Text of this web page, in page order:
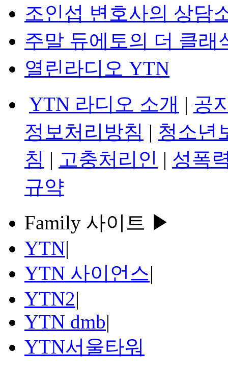
조인섭 변호사의 상담
주말 듀에토의 더 클래
열린라디오 YTN
YTN 라디오 소개 | 공
정보처리방침 | 청소년
침 | 고충처리인 | 성폭
규약
Family 사이트 ▶
YTN|
YTN 사이언스|
YTN2|
YTN dmb|
YTN서울타워